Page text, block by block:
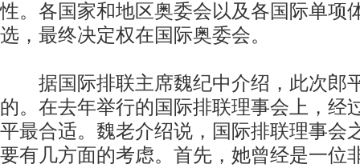
性。各国家和地区奥委会以及各国际单项
选，最终决定权在国际奥委会。
据国际排联主席魏纪中介绍，此次郎
的。在去年举行的国际排联理事会上，经
平最合适。魏老介绍说，国际排联理事会
要有几方面的考虑。首先，她曾经是一位